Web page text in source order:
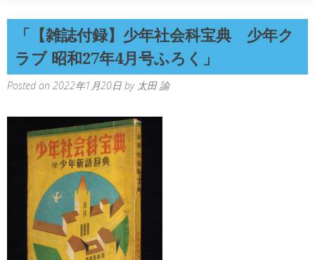
「【雑誌付録】少年社会科宝典 少年ク
ラブ 昭和27年4月号ふろく」
Posted on 2022年1月20日 by 太田 諭